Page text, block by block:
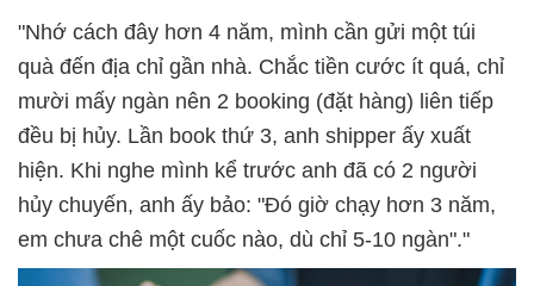
"Nhớ cách đây hơn 4 năm, mình cần gửi một túi
quà đến địa chỉ gần nhà. Chắc tiền cước ít quá, chỉ
mười mấy ngàn nên 2 booking (đặt hàng) liên tiếp
đều bị hủy. Lần book thứ 3, anh shipper ấy xuất
hiện. Khi nghe mình kể trước anh đã có 2 người
hủy chuyến, anh ấy bảo: "Đó giờ chạy hơn 3 năm,
em chưa chê một cuốc nào, dù chỉ 5-10 ngàn"."